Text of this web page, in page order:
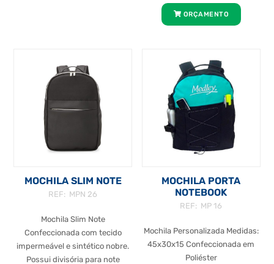
ORÇAMENTO
MOCHILA SLIM NOTE
REF: MPN 26
Mochila Slim Note
Confeccionada com tecido
impermeável e sintético nobre.
Possui divisória para note
MOCHILA PORTA
NOTEBOOK
REF: MP 16
Mochila Personalizada Medidas:
45x30x15 Confeccionada em
Poliéster